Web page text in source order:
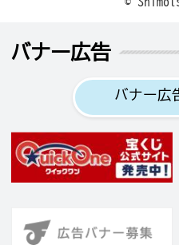
バナー広告
バナー広